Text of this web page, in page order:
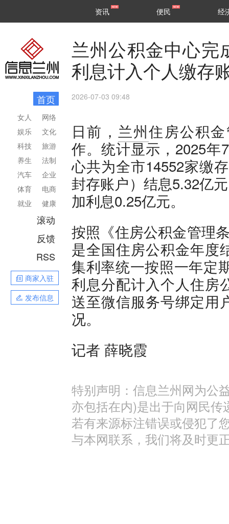
区县
资讯 便民 经
首页
网络
文化
旅游
法制
企业
电商
健康
女人
娱乐
科技
养生
汽车
体育
就业
滚动
反馈
RSS
商家入驻
发布信息
兰州公积金中心完
利息计入个人缴存
2026-07-03 09:48
日前， 兰州住房公积
作。统计显示，2025年
心共为全市14552家缴
封存账户）结息5.32亿
加利息0.25亿元。
按照《住房公积金管理
是全国住房公积金年度
集利率统一按照一年定
利息分配计入个人住房
送至微信服务号绑定用
况。
记者 薛晓霞
特别声明：信息兰州网为公
亦包括在内)是出于向网民
若有来源标注错误或侵犯了
与本网联系，我们将及时更